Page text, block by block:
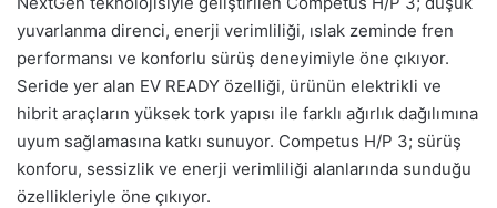
yuvarlanma direnci, enerji verimliliği, ıslak zeminde fren
performansı ve konforlu sürüş deneyimiyle öne çıkıyor.
Seride yer alan EV READY özelliği, ürünün elektrikli ve
hibrit araçların yüksek tork yapısı ile farklı ağırlık dağılımına
uyum sağlamasına katkı sunuyor. Competus H/P 3; sürüş
konforu, sessizlik ve enerji verimliliği alanlarında sunduğu
özellikleriyle öne çıkıyor.